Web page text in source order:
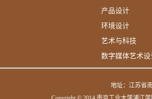
产品设计
环境设计
艺术与科技
数字媒体艺术设
地址：江苏省